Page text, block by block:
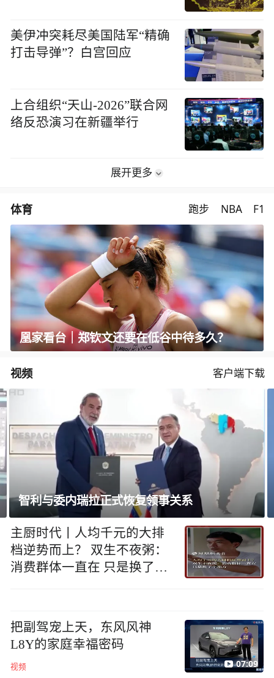
美伊冲突耗尽美国陆军“精确
打击导弹”？白宫回应
上合组织“天山-2026”联合网
络反恐演习在新疆举行
展开更多
体育 跑步 NBA F1
凰家看台｜郑钦文还要在低谷中待多久？
视频 客户端下载
胡塞武装宣布加大针对沙特船只行动
主厨时代丨人均千元的大排
档逆势而上？ 双生不夜粥：
消费群体一直在 只是换了个
把副驾宠上天，东风风神
L8Y的家庭幸福密码
视频 07:09